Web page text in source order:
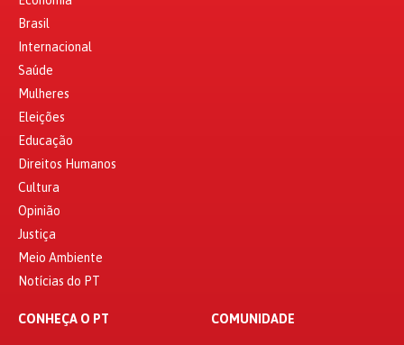
Brasil
Internacional
Saúde
Mulheres
Eleições
Educação
Direitos Humanos
Cultura
Opinião
Justiça
Meio Ambiente
Notícias do PT
CONHEÇA O PT COMUNIDADE